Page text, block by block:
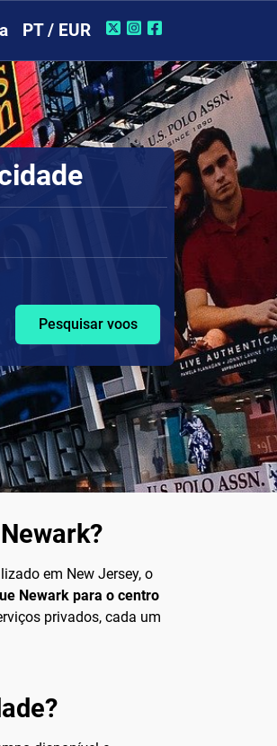
PT / EUR
Pesquisar voos
em New Jersey, o
Newark para o centro
privados, cada um